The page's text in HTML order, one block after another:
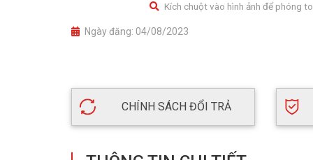
Kích chuột vào hình ảnh để phóng to
Ngày đăng: 04/08/2023
CHÍNH SÁCH ĐỔI TRẢ